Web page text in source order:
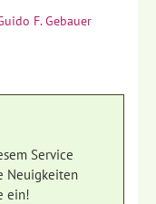
F. Gebauer
Service
Neuigkeiten
ein!